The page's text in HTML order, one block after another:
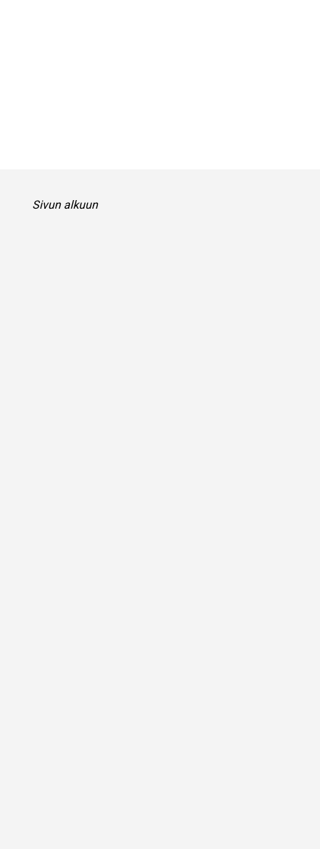
Sivun alkuun